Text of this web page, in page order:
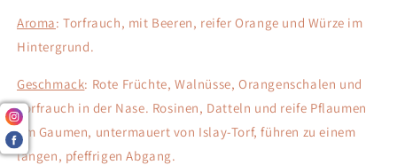
Aroma: Torfrauch, mit Beeren, reifer Orange und Würze im
Hintergrund.
Geschmack: Rote Früchte, Walnüsse, Orangenschalen und
Torfrauch in der Nase. Rosinen, Datteln und reife Pflaumen
am Gaumen, untermauert von Islay-Torf, führen zu einem
langen, pfeffrigen Abgang.